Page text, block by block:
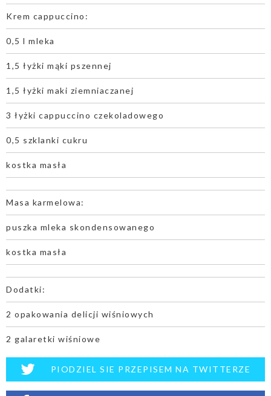
Krem cappuccino:
0,5 l mleka
1,5 łyżki mąki pszennej
1,5 łyżki maki ziemniaczanej
3 łyżki cappuccino czekoladowego
0,5 szklanki cukru
kostka masła
Masa karmelowa:
puszka mleka skondensowanego
kostka masła
Dodatki:
2 opakowania delicji wiśniowych
2 galaretki wiśniowe
PIODZIEL SIE PRZEPISEM NA TWITTERZE